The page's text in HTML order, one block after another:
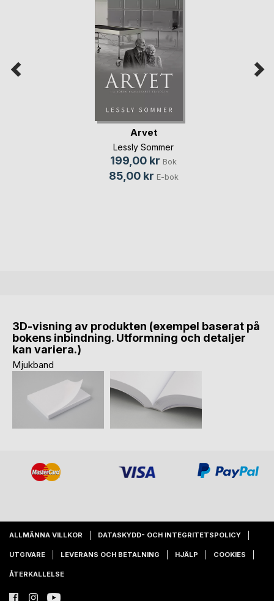
Arvet
Lessly Sommer
199,00 kr Bok
85,00 kr E-bok
3D-visning av produkten (exempel baserat på
bokens inbindning. Utformning och detaljer
kan variera.)
Mjukband
ALLMÄNNA VILLKOR DATASKYDD- OCH INTEGRITETSPOLICY
UTGIVARE LEVERANS OCH BETALNING HJÄLP COOKIES
ÅTERKALLELSE